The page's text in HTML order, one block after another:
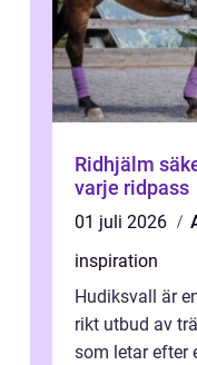
Ridhjälm säkerhet, komfort och stil i
varje ridpass
01 juli 2026
inspiration
Hudiksvall är
rikt utbud av
som letar efter